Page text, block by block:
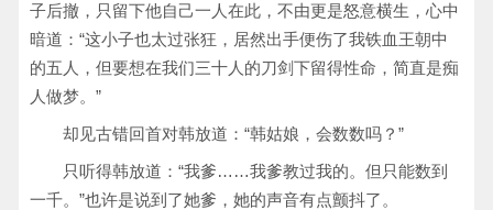
子后撤，只留下他自己一人在此，不由更是怒意横生，心中
暗道：“这小子也太过张狂，居然出手便伤了我铁血王朝中
的五人，但要想在我们三十人的刀剑下留得性命，简直是痴
人做梦。”
却见古错回首对韩放道：“韩姑娘，会数数吗？”
只听得韩放道：“我爹……我爹教过我的。但只能数到
一千。”也许是说到了她爹，她的声音有点颤抖了。